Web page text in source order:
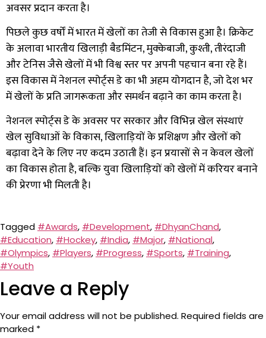
अवसर प्रदान करता है।
पिछले कुछ वर्षों में भारत में खेलों का तेजी से विकास हुआ है। क्रिकेट
के अलावा भारतीय खिलाड़ी बैडमिंटन, मुक्केबाजी, कुश्ती, तीरंदाजी
और टेनिस जैसे खेलों में भी विश्व स्तर पर अपनी पहचान बना रहे हैं।
इस विकास में नेशनल स्पोर्ट्स डे का भी अहम योगदान है, जो देश भर
में खेलों के प्रति जागरूकता और समर्थन बढ़ाने का काम करता है।
नेशनल स्पोर्ट्स डे के अवसर पर सरकार और विभिन्न खेल संस्थाएं
खेल सुविधाओं के विकास, खिलाड़ियों के प्रशिक्षण और खेलों को
बढ़ावा देने के लिए नए कदम उठाती हैं। इन प्रयासों से न केवल खेलों
का विकास होता है, बल्कि युवा खिलाड़ियों को खेलों में करियर बनाने
की प्रेरणा भी मिलती है।
Tagged #Awards, #Development, #DhyanChand,
#Education, #Hockey, #India, #Major, #National,
#Olympics, #Players, #Progress, #Sports, #Training,
#Youth
Leave a Reply
Your email address will not be published. Required fields are
marked *